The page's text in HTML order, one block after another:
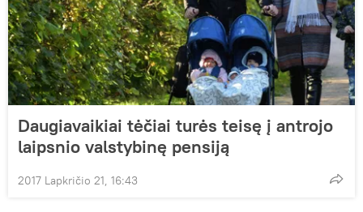
Daugiavaikiai tėčiai turės teisę į antrojo
laipsnio valstybinę pensiją
2017 Lapkričio 21, 16:43